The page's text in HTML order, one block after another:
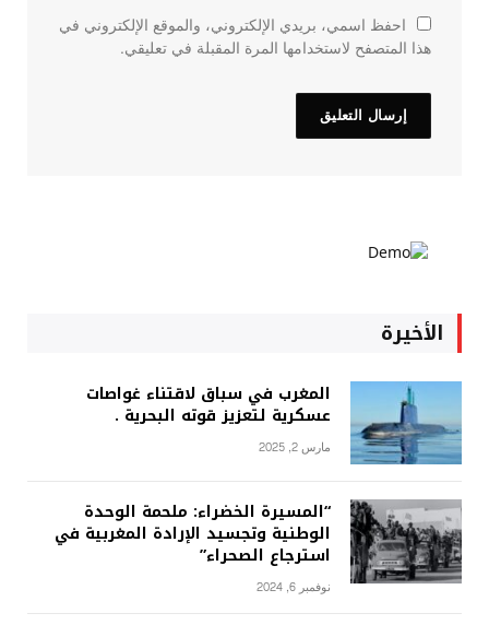
احفظ اسمي، بريدي الإلكتروني، والموقع الإلكتروني في
هذا المتصفح لاستخدامها المرة المقبلة في تعليقي.
الأخيرة
المغرب في سباق لاقتناء غواصات
عسكرية لتعزيز قوته البحرية .
مارس 2, 2025
“المسيرة الخضراء: ملحمة الوحدة
الوطنية وتجسيد الإرادة المغربية في
استرجاع الصحراء”
نوفمبر 6, 2024